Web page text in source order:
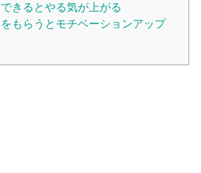
きるとやる気が上がる
もらうとモチベーションアップ